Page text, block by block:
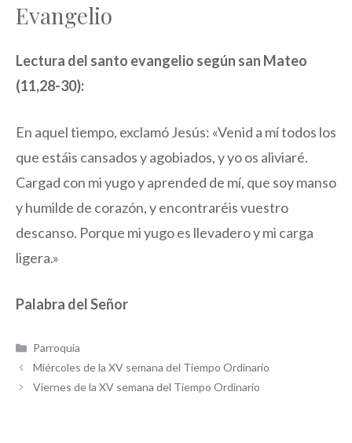
Evangelio
Lectura del santo evangelio según san Mateo
(11,28-30):
En aquel tiempo, exclamó Jesús: «Venid a mí todos los
que estáis cansados y agobiados, y yo os aliviaré.
Cargad con mi yugo y aprended de mí, que soy manso
y humilde de corazón, y encontraréis vuestro
descanso. Porque mi yugo es llevadero y mi carga
ligera.»
Palabra del Señor
Categorías
Parroquia
Miércoles de la XV semana del Tiempo Ordinario
Viernes de la XV semana del Tiempo Ordinario